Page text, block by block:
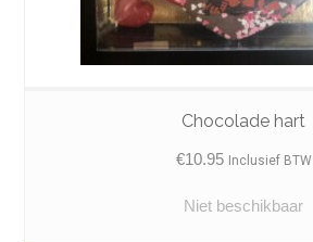
Chocolade hart
€10.95 Inclusief BTW
Niet beschikbaar